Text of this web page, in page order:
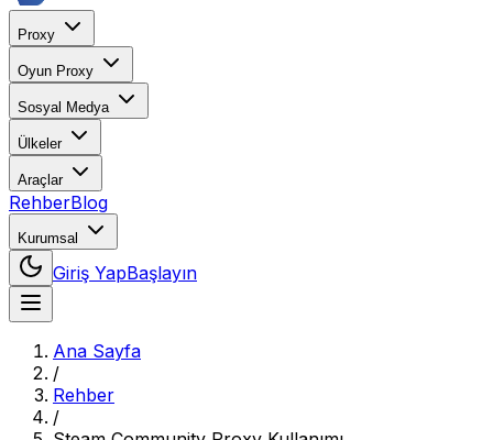
Proxy
Oyun Proxy
Sosyal Medya
Ülkeler
Araçlar
RehberBlog
Kurumsal
Giriş YapBaşlayın
Ana Sayfa
/
Rehber
/